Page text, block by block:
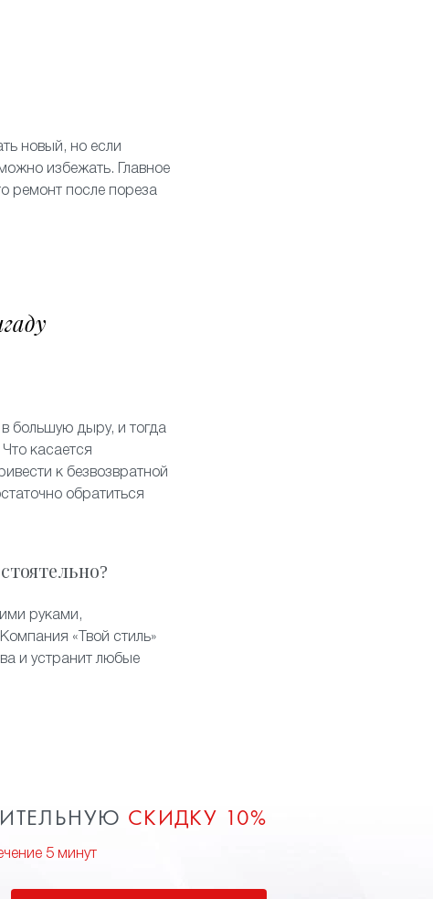
новый, но если
избежать. Главное
ремонт после пореза
большую дыру, и тогда
касается
к безвозвратной
обратиться
руками,
«Твой стиль»
и устранит любые
СКИДКУ 10%
5 минут